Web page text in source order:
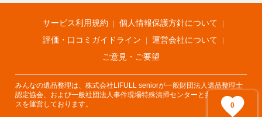
0
不動産査定 マンション専門売却査定 不動産投資 アドバイザー
不動産アーカイブ
空き家バンク 家賃相場 不動産会社
まちむすび
不動産用語集 住まいのお役立ち情報
LIFULL HOME'S PRESS
アプリ 不動産データ 不動産転職
サービス利用規約
個人情報保護方針について
評価・口コミガイドライン
運営会社について
ご意見・ご要望
みんなの遺品整理は、株式会社LIFULL seniorが一般財団法人遺品整理士
認定協会、および一般社団法人事件現場特殊清掃センターと共同でサービ
スを運営しております。